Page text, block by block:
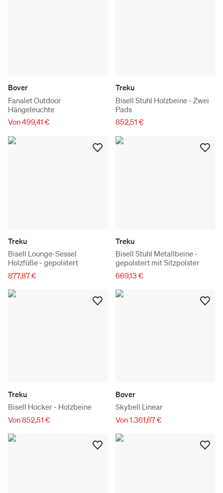
Bover
Fanalet Outdoor
Hängeleuchte
Von 499,41 €
Treku
Bisell Stuhl Holzbeine - Zwei
Pads
852,51 €
Treku
Bisell Lounge-Sessel
Holzfüße - gepolstert
877,87 €
Treku
Bisell Stuhl Metallbeine -
gepolstert mit Sitzpolster
669,13 €
Treku
Bisell Hocker - Holzbeine
Von 852,51 €
Bover
Skybell Linear
Von 1.361,67 €